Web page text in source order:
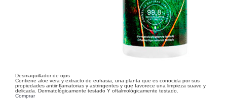
Desmaquillador de ojos
Contiene aloe vera y extracto de eufrasia, una planta que es conocida por sus
propiedades antiinflamatorias y astringentes y que favorece una limpieza suave y
delicada. Dermatológicamente testado Y oftalmológicamente testado.
Comprar